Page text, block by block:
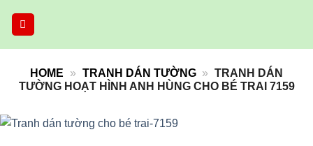
HOME » TRANH DÁN TƯỜNG » TRANH DÁN
TƯỜNG HOẠT HÌNH ANH HÙNG CHO BÉ TRAI 7159